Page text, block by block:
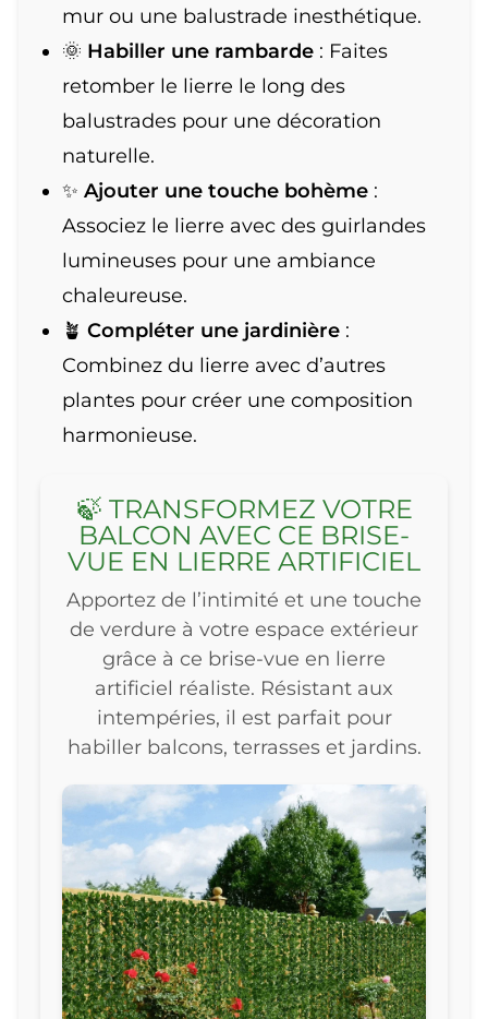
mur ou une balustrade inesthétique.
🌞 Habiller une rambarde : Faites
retomber le lierre le long des
balustrades pour une décoration
naturelle.
✨ Ajouter une touche bohème :
Associez le lierre avec des guirlandes
lumineuses pour une ambiance
chaleureuse.
🪴 Compléter une jardinière :
Combinez du lierre avec d’autres
plantes pour créer une composition
harmonieuse.
🍃 TRANSFORMEZ VOTRE
BALCON AVEC CE BRISE-
VUE EN LIERRE ARTIFICIEL
Apportez de l’intimité et une touche
de verdure à votre espace extérieur
grâce à ce brise-vue en lierre
artificiel réaliste. Résistant aux
intempéries, il est parfait pour
habiller balcons, terrasses et jardins.